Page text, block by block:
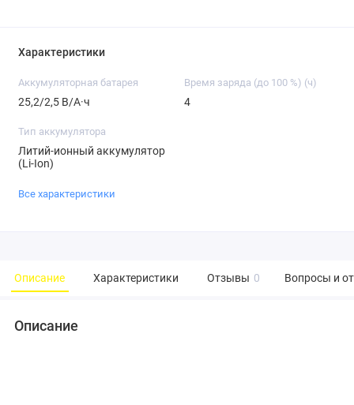
Характеристики
Аккумуляторная батарея
25,2/2,5 В/А·ч
Время заряда (до 100 %) (ч)
4
Тип аккумулятора
Литий-ионный аккумулятор
(Li-Ion)
Все характеристики
Описание Характеристики Отзывы 0 Вопросы и
Описание